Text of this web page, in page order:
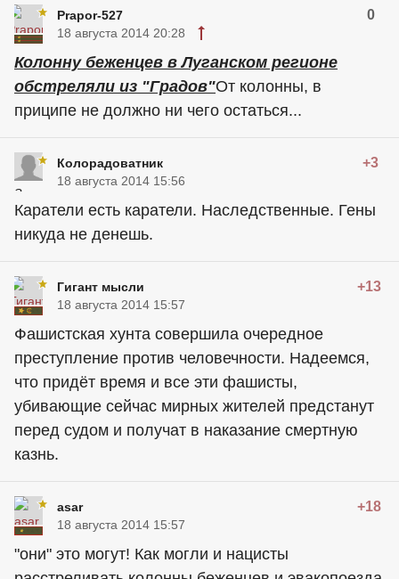
Prapor-527 0
18 августа 2014 20:28
Колонну беженцев в Луганском регионе
обстреляли из "Градов"От колонны, в
приципе не должно ни чего остаться...
Колорадоватник +3
18 августа 2014 15:56
Каратели есть каратели. Наследственные. Гены
никуда не денешь.
Гигант мысли +13
18 августа 2014 15:57
Фашистская хунта совершила очередное
преступление против человечности. Надеемся,
что придёт время и все эти фашисты,
убивающие сейчас мирных жителей предстанут
перед судом и получат в наказание смертную
казнь.
asar +18
18 августа 2014 15:57
"они" это могут! Как могли и нацисты